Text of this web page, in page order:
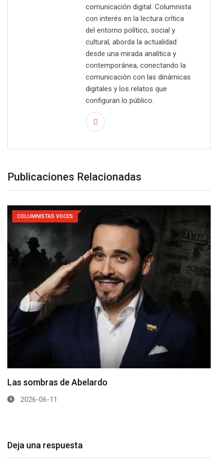
comunicación digital. Columnista
con interés en la lectura crítica
del entorno político, social y
cultural, aborda la actualidad
desde una mirada analítica y
contemporánea, conectando la
comunicación con las dinámicas
digitales y los relatos que
configuran lo público.
Publicaciones Relacionadas
COLUMNISTAS VOCES
Las sombras de Abelardo
2026-06-11
Deja una respuesta